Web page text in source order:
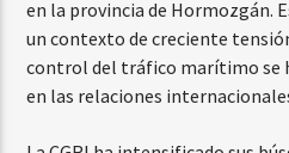
en la provincia de Hormozgán.
un contexto de creciente
control del tráfico marítimo se
en las relaciones